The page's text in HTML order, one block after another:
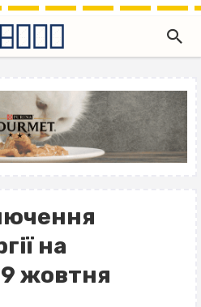
на
жовтня